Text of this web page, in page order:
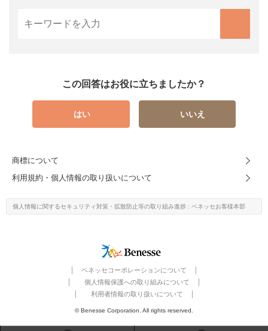
この回答はお役に立ちましたか？
はい いいえ
商標について
利用規約・個人情報の取り扱いについて
個人情報に関するセキュリティ対策・ 拡散防止等の取り組み進捗 : ベネッセお客様本部
ベネッセコーポレーションについて
個人情報保護への取り組みについて
利用者情報の取り扱いについて
© Benesse Corporation. All rights reserved.